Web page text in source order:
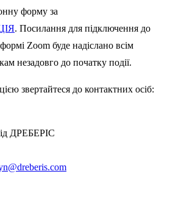
форму за
. Посилання для підключення до
і Zoom буде надіслано всім
незадовго до початку події.
звертайтеся до контактних осіб:
ДРЕБЕРІС